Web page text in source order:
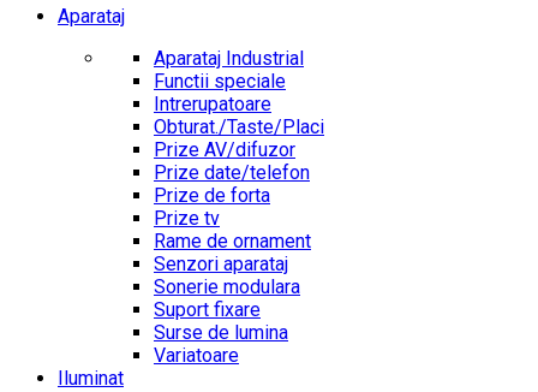
Aparataj
Aparataj Industrial
Functii speciale
Intrerupatoare
Obturat./Taste/Placi
Prize AV/difuzor
Prize date/telefon
Prize de forta
Prize tv
Rame de ornament
Senzori aparataj
Sonerie modulara
Suport fixare
Surse de lumina
Variatoare
Iluminat